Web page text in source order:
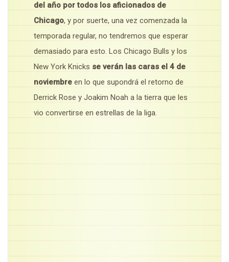
del año por todos los aficionados de
Chicago, y por suerte, una vez comenzada la
temporada regular, no tendremos que esperar
demasiado para esto. Los Chicago Bulls y los
New York Knicks se verán las caras el 4 de
noviembre en lo que supondrá el retorno de
Derrick Rose y Joakim Noah a la tierra que les
vio convertirse en estrellas de la liga.